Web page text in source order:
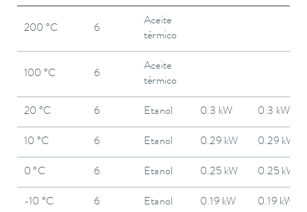
200 °C 6
Aceite
térmico
100 °C 6
Aceite
térmico
20 °C 6 Etanol 0.3 kW 0.3 kW
10 °C 6 Etanol 0.29 kW 0.29 kW
0 °C 6 Etanol 0.25 kW 0.25 kW
-10 °C 6 Etanol 0.19 kW 0.19 kW